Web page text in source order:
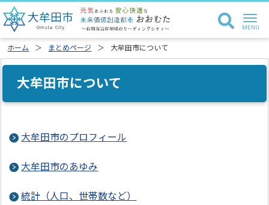
ホーム まとめページ 大牟田市について
大牟田市について
大牟田市のプロフィール
大牟田市のあゆみ
統計（人口、世帯数など）